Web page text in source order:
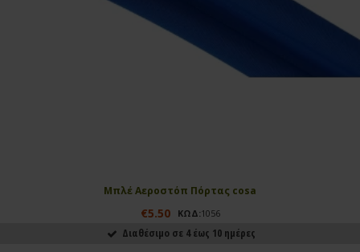
Μπλέ Αεροστόπ Πόρτας cosa
€5.50 ΚΩΔ:1056
Διαθέσιμο σε 4 έως 10 ημέρες